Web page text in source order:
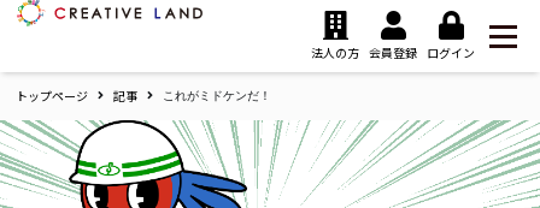
ク
エ
イ
テ
ィ
ブ
法人の方 会員登録 ログイン
トップページ 記事 これがミドケンだ！